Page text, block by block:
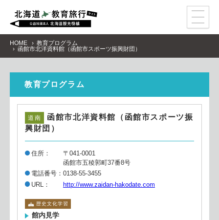
事 前 学習
教育プログラム
資料請求
感 症対策
HOME
教育プログラム
函館市北洋資料館（函館市スポーツ振興財団）
教育プログラム
道南
函館市北洋資料館（函館市スポーツ振
興財団）
住所
〒041-0001
函館市五稜郭町37番8号
電話番号
0138-55-3455
URL
歴史文化学習
館内見学